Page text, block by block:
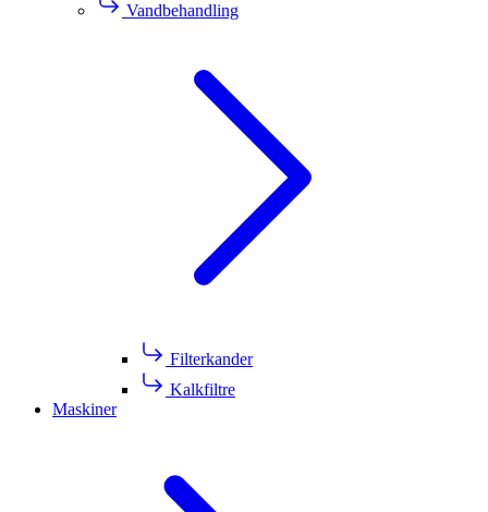
Vandbehandling
Filterkander
Kalkfiltre
Maskiner